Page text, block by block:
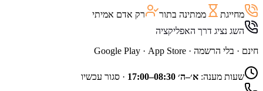
מחייגת ממתינה בתור
רק אדם אמיתי
השג נציג דרך האפליקציה
חינם · בלי הרשמה · App Store
·
Google Play
שעות מענה: א׳–ה׳ 08:30–17:00 · סגור עכשיו